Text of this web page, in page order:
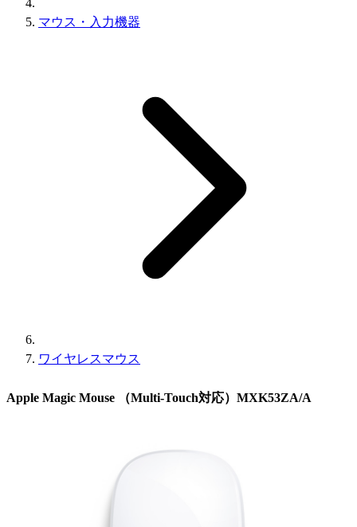
マウス・入力機器
ワイヤレスマウス
Apple Magic Mouse （Multi-Touch対応）MXK53ZA/A